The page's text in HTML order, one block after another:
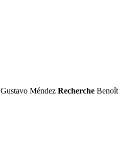
Gustavo Méndez Recherche Benoît